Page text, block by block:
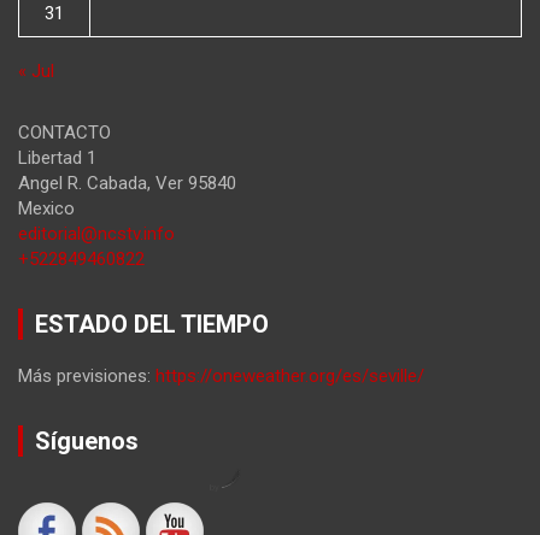
31
« Jul
CONTACTO
Libertad 1
Angel R. Cabada, Ver 95840
Mexico
editorial@ncstv.info
+522849460822
ESTADO DEL TIEMPO
Más previsiones: https://oneweather.org/es/seville/
Síguenos